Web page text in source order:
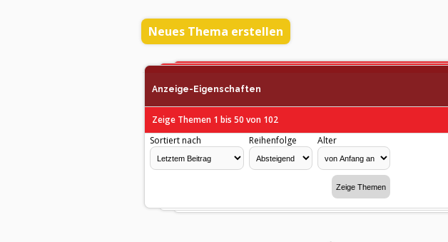
Neues Thema erstellen
Anzeige-Eigenschaften
Zeige Themen 1 bis 50 von 102
Sortiert nach
Reihenfolge Alter